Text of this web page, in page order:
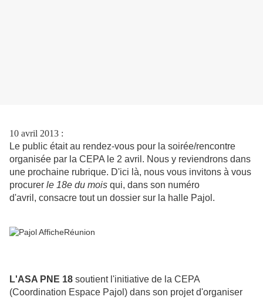
10 avril 2013 :
Le public était au rendez-vous pour la soirée/rencontre
organisée par la CEPA le 2 avril. Nous y reviendrons dans
une prochaine rubrique. D'ici là, nous vous invitons à vous
procurer le 18e du mois qui, dans son numéro
d'avril, consacre tout un dossier sur la halle Pajol.
L'ASA PNE 18 soutient l'initiative de la CEPA
(Coordination Espace Pajol) dans son projet d'organiser